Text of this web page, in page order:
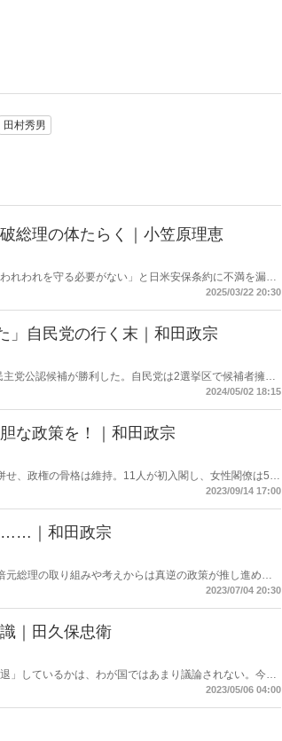
田村秀男
総理の体たらく｜小笠原理恵
れわれを守る必要がない」と日米安保条約に不満を漏ら
本に通告すれば、日米安保条約は通告から1年後に終了
2025/03/22 20:30
」自民党の行く末｜和田政宗
党公認候補が勝利した。自民党は2選挙区で候補者擁立
た。今回はこの3補選を分析し、自民党はどのように体勢
2024/05/02 18:15
な政策を！｜和田政宗
、政権の骨格は維持。11人が初入閣し、女性閣僚は5人
が、早速、「この内閣は何をする内閣なのか？」という
2023/09/14 17:00
……｜和田政宗
総理の取り組みや考えからは真逆の政策が推し進めら
2023/07/04 20:30
｜田久保忠衛
」しているかは、わが国ではあまり議論されない。今や
げようといった議論であり、日本は自由主義諸国の中で
2023/05/06 04:00